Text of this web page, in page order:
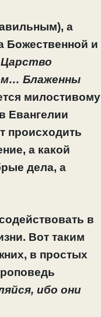
а
Божественной и
Блаженны
милостивому
Евангелии
происходить
а какой
дела, а
в
Вот таким
в простых
ибо они